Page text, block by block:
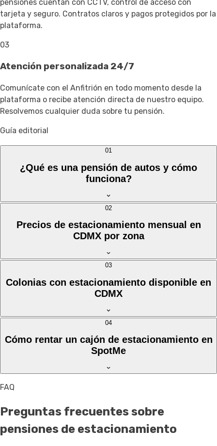
pensiones cuentan con CCTV, control de acceso con
tarjeta y seguro. Contratos claros y pagos protegidos por la
plataforma.
03
Atención personalizada 24/7
Comunícate con el Anfitrión en todo momento desde la
plataforma o recibe atención directa de nuestro equipo.
Resolvemos cualquier duda sobre tu pensión.
Guía editorial
01
¿Qué es una pensión de autos y cómo
funciona?
02
Precios de estacionamiento mensual en
CDMX por zona
03
Colonias con estacionamiento disponible en
CDMX
04
Cómo rentar un cajón de estacionamiento en
SpotMe
FAQ
Preguntas frecuentes sobre
pensiones de estacionamiento